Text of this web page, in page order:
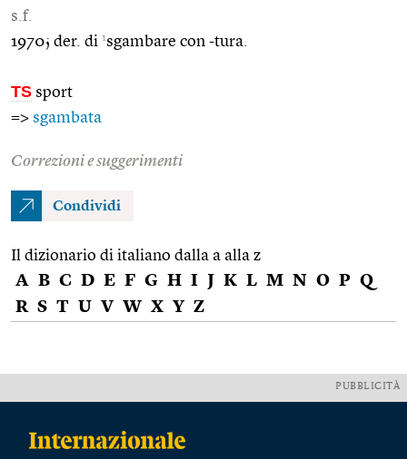
s.f.
1970; der. di 1sgambare con -tura.
TS sport
=> sgambata
Correzioni e suggerimenti
Condividi
Il dizionario di italiano dalla a alla z
A B C D E F G H I J K L M N O P Q
R S T U V W X Y Z
PUBBLICITÀ